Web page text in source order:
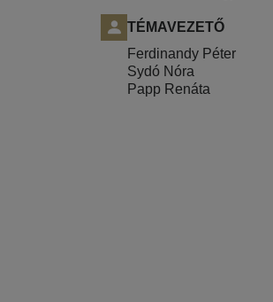
TÉMAVEZETŐ
Ferdinandy Péter
Sydó Nóra
Papp Renáta